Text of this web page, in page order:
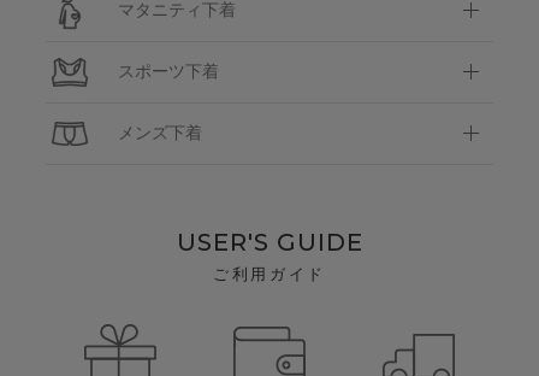
マタニティ下着
スポーツ下着
メンズ下着
USER'S GUIDE
ご利用ガイド